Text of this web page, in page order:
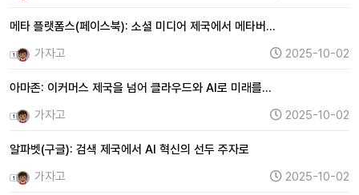
메타 플랫폼스(페이스북): 소셜 미디어 제국에서 메타버…
가자고
2025-10-02
아마존: 이커머스 제국을 넘어 클라우드와 AI로 미래를…
가자고
2025-10-02
알파벳(구글): 검색 제국에서 AI 혁신의 선두 주자로
가자고
2025-10-02